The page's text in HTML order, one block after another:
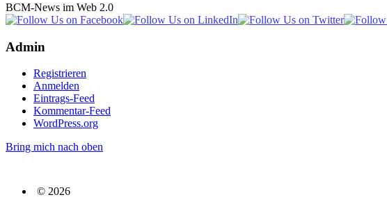
BCM-News im Web 2.0
Admin
Registrieren
Anmelden
Eintrags-Feed
Kommentar-Feed
WordPress.org
Bring mich nach oben
© 2026